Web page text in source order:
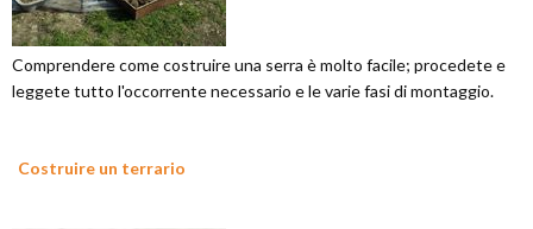
Comprendere come costruire una serra è molto facile; procedete e
leggete tutto l'occorrente necessario e le varie fasi di montaggio.
Costruire un terrario